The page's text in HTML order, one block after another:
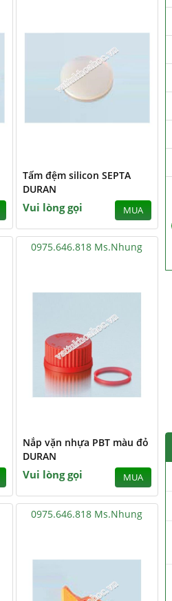
Tấm đệm silicon SEPTA
DURAN
Vui lòng gọi MUA
0975.646.818 Ms.Nhung
Nắp vặn nhựa PBT màu đỏ
DURAN
Vui lòng gọi MUA
0975.646.818 Ms.Nhung